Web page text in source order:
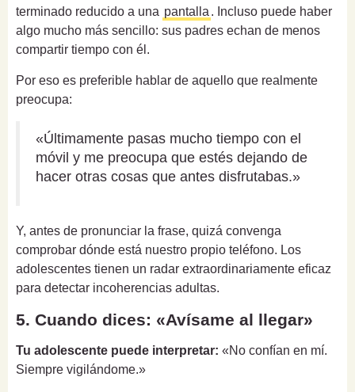
terminado reducido a una pantalla . Incluso puede haber
algo mucho más sencillo: sus padres echan de menos
compartir tiempo con él.
Por eso es preferible hablar de aquello que realmente
preocupa:
«Últimamente pasas mucho tiempo con el
móvil y me preocupa que estés dejando de
hacer otras cosas que antes disfrutabas.»
Y, antes de pronunciar la frase, quizá convenga
comprobar dónde está nuestro propio teléfono. Los
adolescentes tienen un radar extraordinariamente eficaz
para detectar incoherencias adultas.
5. Cuando dices: «Avísame al llegar»
Tu adolescente puede interpretar: «No confían en mí.
Siempre vigilándome.»